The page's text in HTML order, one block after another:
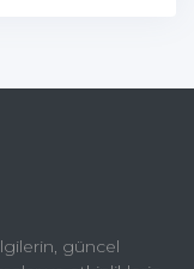
güncel